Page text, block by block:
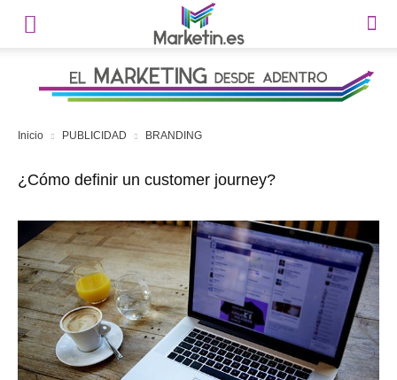
Inicio PUBLICIDAD BRANDING
¿Cómo definir un customer journey?